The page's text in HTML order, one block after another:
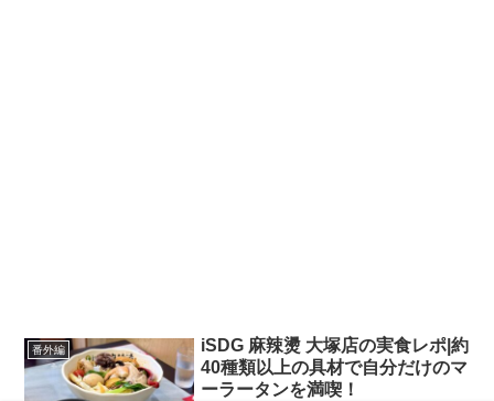
番外編
iSDG 麻辣燙 大塚店の実食レポ|約
40種類以上の具材で自分だけのマ
ーラータンを満喫！